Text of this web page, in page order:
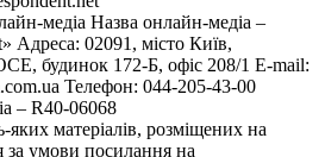
медіа Назва онлайн-медіа –
Адреса: 02091, місто Київ,
будинок 172-Б, офіс 208/1 E-mail:
Телефон: 044-205-43-00
– R40-06068
матеріалів, розміщених на
за умови посилання на